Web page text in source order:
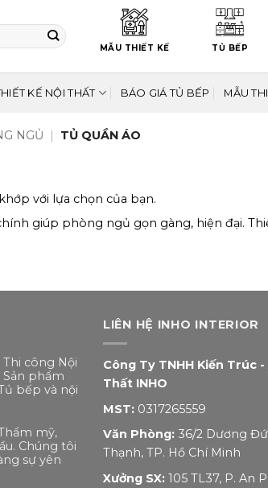
MẪU THIẾT KẾ TỦ BẾP
KẾ NỘI THẤT BÁO GIÁ TỦ BẾP MẪU
NGỦ |
TỦ QUẦN ÁO
với lựa chọn của bạn.
giúp phòng ngủ gọn gàng, hiện đại.
công Nội
phẩm
bếp và nội
mỹ,
Chúng tôi
sự yên
LIÊN HỆ INHO INTERIOR
Công Ty TNHH Kiến Trúc
Thất INHO
MST: 0317265559
Văn Phòng: 36/2 Dương
Thạnh, TP. Hồ Chí Minh
Xưởng SX: 105 TL37, P. An